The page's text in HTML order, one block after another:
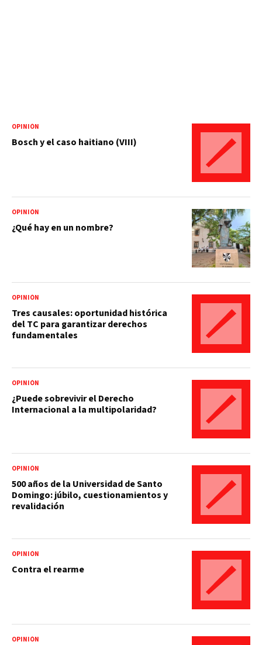
OPINIÓN
Bosch y el caso haitiano (VIII)
OPINIÓN
¿Qué hay en un nombre?
OPINIÓN
Tres causales: oportunidad histórica
del TC para garantizar derechos
fundamentales
OPINIÓN
¿Puede sobrevivir el Derecho
Internacional a la multipolaridad?
OPINIÓN
500 años de la Universidad de Santo
Domingo: júbilo, cuestionamientos y
revalidación
OPINIÓN
Contra el rearme
OPINIÓN